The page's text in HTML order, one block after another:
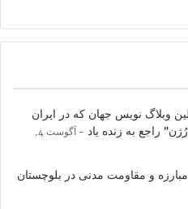
وبلاگ نویس جهان که در ایران
راجع به زنده یاد
آگوست 4,
مبارزه و مقاومت مدنی در بلوچستان